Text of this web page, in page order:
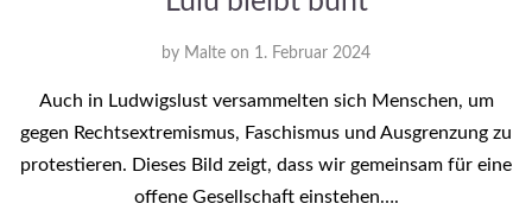
by Malte on 1. Februar 2024
Auch in Ludwigslust versammelten sich Menschen, um
gegen Rechtsextremismus, Faschismus und Ausgrenzung zu
protestieren. Dieses Bild zeigt, dass wir gemeinsam für eine
offene Gesellschaft einstehen….